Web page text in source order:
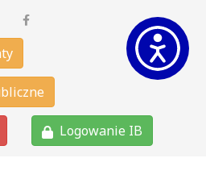
Logowanie IB